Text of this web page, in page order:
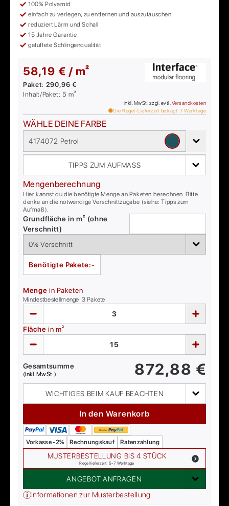
100% Polyamid
einfach zu verlegen, zu entfernen und auszutauschen
reduziert Lärm und Schall
15 Jahre Garantie
getuftete Schlingenqualität
58,19 € / m²
Paket: 290,96 €
Inhalt/Paket: 5 m²
inkl. MwSt. zzgl. evtl. Versandkosten
Die Regel-Lieferzeit beträgt: 7 Werktage
WÄHLE DEINE FARBE
4174072 Petrol
TIPPS ZUM AUFMASS
Mengenberechnung
Hier kannst du die benötigte Menge an Paketen berechnen. Bitte
denke an die notwendige Verschnittzugabe (siehe: Tipps zum
Aufmaß).
Grundfläche in m² (ohne
Verschnitt)
Benötigte Pakete:-
Menge in Paketen
Mindestbestellmenge:3 Pakete
Fläche in m²
Gesamtsumme
(inkl. MwSt.) 872,88 €
WICHTIGES BEIM KAUF BEACHTEN
In den Warenkorb
Vorkasse -2% Rechnungskauf Ratenzahlung
MUSTERBESTELLUNG BIS 4 STÜCK
Regellieferzeit: 5-7 Werktage
ANGEBOT ANFRAGEN
Informationen zur Musterbestellung